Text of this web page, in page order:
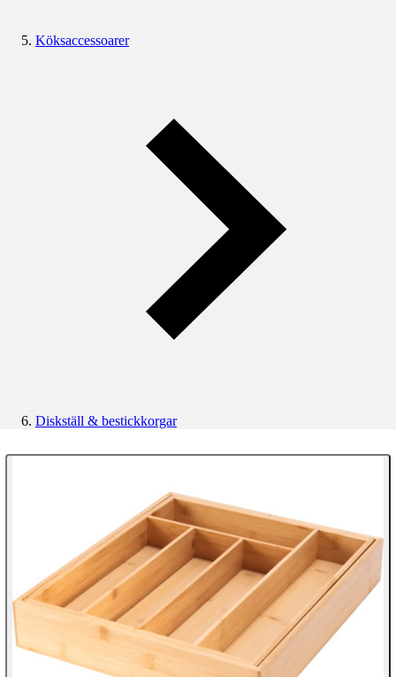
Köksaccessoarer
Diskställ & bestickkorgar